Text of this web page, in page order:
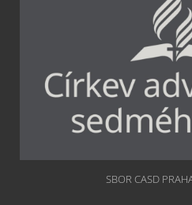
SBOR CASD